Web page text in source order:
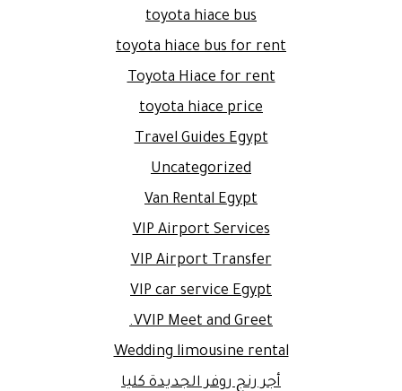
toyota hiace bus
toyota hiace bus for rent
Toyota Hiace for rent
toyota hiace price
Travel Guides Egypt
Uncategorized
Van Rental Egypt
VIP Airport Services
VIP Airport Transfer
VIP car service Egypt
VVIP Meet and Greet.
Wedding limousine rental
أجر رنج روفر الجديدة كليا